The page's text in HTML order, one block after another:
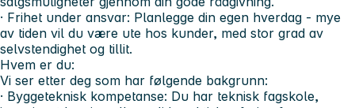
· Frihet under ansvar: Planlegge din egen hverdag - mye
av tiden vil du være ute hos kunder, med stor grad av
selvstendighet og tillit.
Hvem er du:
Vi ser etter deg som har følgende bakgrunn:
· Byggeteknisk kompetanse: Du har teknisk fagskole,